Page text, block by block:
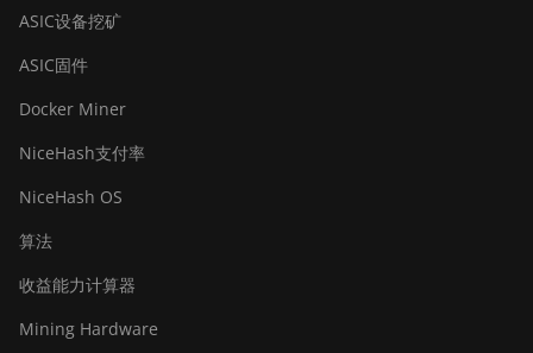
Bitdeer SealMiner A3 Hydro
Bitdeer SealMiner A3 Pro Hydro
Bitdeer SealMiner A4 Pro Air
Bitdeer SealMiner A4 Pro Hydro
Bitdeer SealMiner DL1 Air
Bitdeer SealMiner DL1 Hydro
ASIC设备挖矿
ASIC固件
Docker Miner
NiceHash支付率
NiceHash OS
算法
收益能力计算器
Mining Hardware